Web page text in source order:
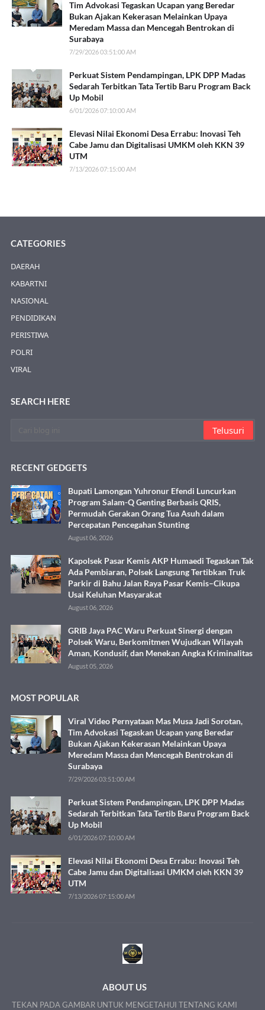
Tim Advokasi Tegaskan Ucapan yang Beredar
Bukan Ajakan Kekerasan Melainkan Upaya
Meredam Massa dan Mencegah Bentrokan di
Surabaya
7/29/2026 03:51:00 AM
Perkuat Sistem Pendampingan, LPK DPP Madas
Sedarah Terbitkan Tata Tertib Baru Program Back
Up Mobil
6/01/2026 07:10:00 AM
Elevasi Nilai Ekonomi Desa Errabu: Inovasi Teh
Cabe Jamu dan Digitalisasi UMKM oleh KKN 39
UTM
7/13/2026 07:15:00 AM
CATEGORIES
DAERAH
KABARTNI
NASIONAL
PENDIDIKAN
PERISTIWA
POLRI
VIRAL
SEARCH HERE
RECENT GEDGETS
Bupati Lamongan Yuhronur Efendi Luncurkan
Program Salam-Q Genting Berbasis QRIS,
Permudah Gerakan Orang Tua Asuh dalam
Percepatan Pencegahan Stunting
August 06, 2026
Kapolsek Pasar Kemis AKP Humaedi Tegaskan Tak
Ada Pembiaran, Polsek Langsung Tertibkan Truk
Parkir di Bahu Jalan Raya Pasar Kemis–Cikupa
Usai Keluhan Masyarakat
August 06, 2026
GRIB Jaya PAC Waru Perkuat Sinergi dengan
Polsek Waru, Berkomitmen Wujudkan Wilayah
Aman, Kondusif, dan Menekan Angka Kriminalitas
August 05, 2026
MOST POPULAR
Viral Video Pernyataan Mas Musa Jadi Sorotan,
Tim Advokasi Tegaskan Ucapan yang Beredar
Bukan Ajakan Kekerasan Melainkan Upaya
Meredam Massa dan Mencegah Bentrokan di
Surabaya
7/29/2026 03:51:00 AM
Perkuat Sistem Pendampingan, LPK DPP Madas
Sedarah Terbitkan Tata Tertib Baru Program Back
Up Mobil
6/01/2026 07:10:00 AM
Elevasi Nilai Ekonomi Desa Errabu: Inovasi Teh
Cabe Jamu dan Digitalisasi UMKM oleh KKN 39
UTM
7/13/2026 07:15:00 AM
ABOUT US
TEKAN PADA GAMBAR UNTUK MENGETAHUI TENTANG KAMI